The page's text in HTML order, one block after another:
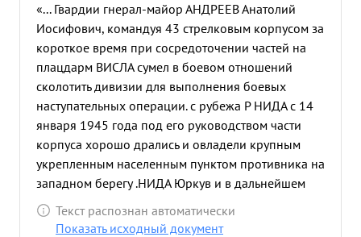
«... Гвардии гнерал-майор АНДРЕЕВ Анатолий
Иосифович, командуя 43 стрелковым корпусом за
короткое время при сосредоточении частей на
плацдарм ВИСЛА сумел в боевом отношений
сколотить дивизии для выполнения боевых
наступательных операции. с рубежа Р НИДА с 14
января 1945 года под его руководством части
корпуса хорошо дрались и овладели крупным
укрепленным населенным пунктом противника на
западном берегу .НИДА Юркув и в дальнейшем
развивая успех на запад заняли крупные
населенные пункты: Дзеронжня, Дзелощице
Текст распознан автоматически
Показать исходный документ